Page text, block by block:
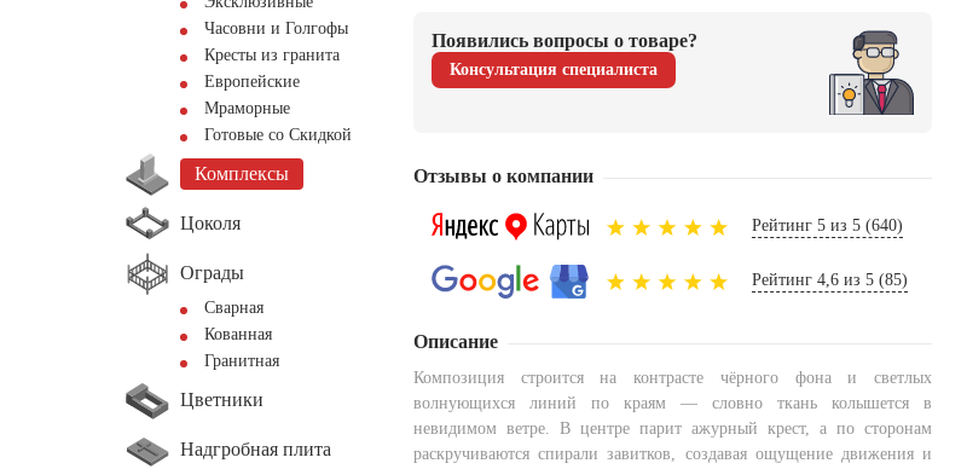
Часовни и Голгофы
Кресты из гранита
Европейские
Мраморные
Готовые со Скидкой
Комплексы
Цоколя
Ограды
Сварная
Кованная
Гранитная
Цветники
Надгробная плита
Появились вопросы о товаре?
Консультация специалиста
Отзывы о компании
Рейтинг 5 из 5 (640)
Рейтинг 4,6 из 5 (85)
Описание
Композиция строится на контрасте чёрного фона и светлых
волнующихся линий по краям — словно ткань колышется в
невидимом ветре. В центре парит ажурный крест, а по сторонам
раскручиваются спирали завитков, создавая ощущение движения и